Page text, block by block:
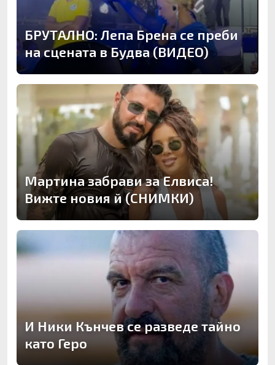
БРУТАЛНО: Лепа Брена се преби
на сцената в Будва (ВИДЕО)
Мартина забрави за Елвиса!
Вижте новия й (СНИМКИ)
И Ники Кънчев се разведе тайно
като Геро